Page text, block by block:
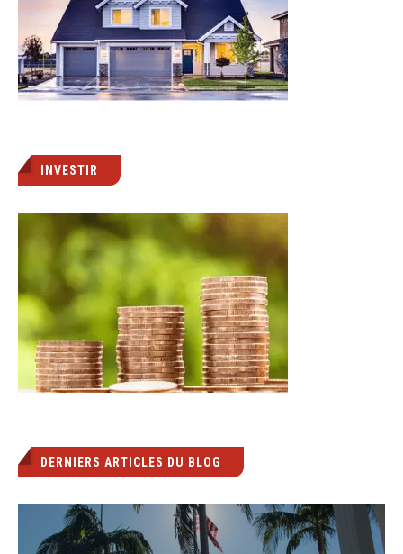
INVESTIR
DERNIERS ARTICLES DU BLOG